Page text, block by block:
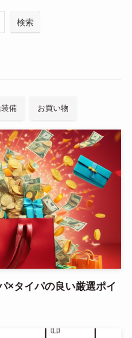
検索
備 お買い物
×タイパの良い厳選ポイ